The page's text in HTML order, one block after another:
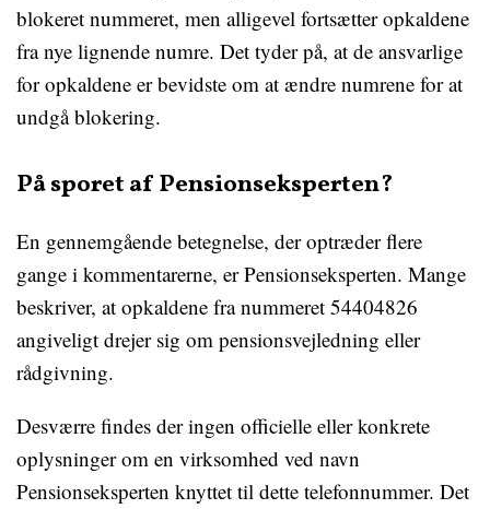
blokeret nummeret, men alligevel fortsætter opkaldene
fra nye lignende numre. Det tyder på, at de ansvarlige
for opkaldene er bevidste om at ændre numrene for at
undgå blokering.
På sporet af Pensionseksperten?
En gennemgående betegnelse, der optræder flere
gange i kommentarerne, er Pensionseksperten. Mange
beskriver, at opkaldene fra nummeret 54404826
angiveligt drejer sig om pensionsvejledning eller
rådgivning.
Desværre findes der ingen officielle eller konkrete
oplysninger om en virksomhed ved navn
Pensionseksperten knyttet til dette telefonnummer. Det